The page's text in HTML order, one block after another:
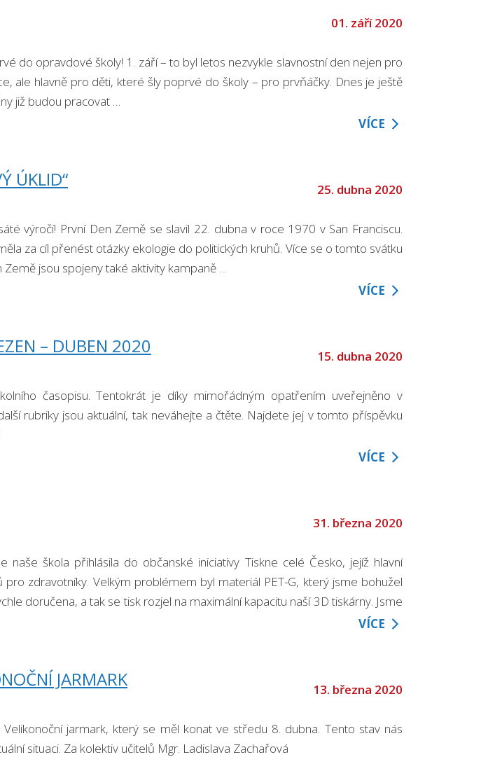
01. září 2020
do opravdové školy! 1. září – to byl letos nezvykle slavnostní den nejen pro
ale hlavně pro děti, které šly poprvé do školy – pro prvňáčky. Dnes je ještě
již budou pracovat …
VÍCE
ÚKLID“ 25. dubna 2020
výročí! První Den Země se slavil 22. dubna v roce 1970 v San Franciscu.
za cíl přenést otázky ekologie do politických kruhů. Více se o tomto svátku
jsou spojeny také aktivity kampaně …
VÍCE
– DUBEN 2020 15. dubna 2020
časopisu. Tentokrát je díky mimořádným opatřením uveřejněno v
rubriky jsou aktuální, tak neváhejte a čtěte. Najdete jej v tomto příspěvku
VÍCE
31. března 2020
naše škola přihlásila do občanské iniciativy Tiskne celé Česko, jejíž hlavní
pro zdravotníky. Velkým problémem byl materiál PET-G, který jsme bohužel
doručena, a tak se tisk rozjel na maximální kapacitu naší 3D tiskárny. Jsme
VÍCE
JARMARK 13. března 2020
jarmark, který se měl konat ve středu 8. dubna. Tento stav nás
situaci. Za kolektiv učitelů Mgr. Ladislava Zachařová